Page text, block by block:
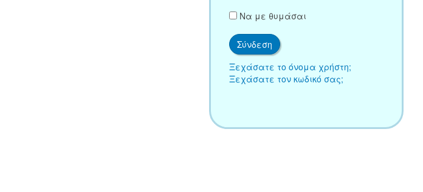
Να με θυμάσαι
Ξεχάσατε το όνομα χρήστη;
Ξεχάσατε τον κωδικό σας;